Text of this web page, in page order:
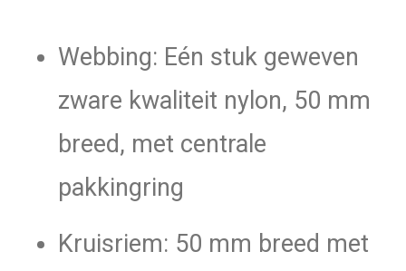
Webbing: Eén stuk geweven
zware kwaliteit nylon, 50 mm
breed, met centrale
pakkingring
Kruisriem: 50 mm breed met